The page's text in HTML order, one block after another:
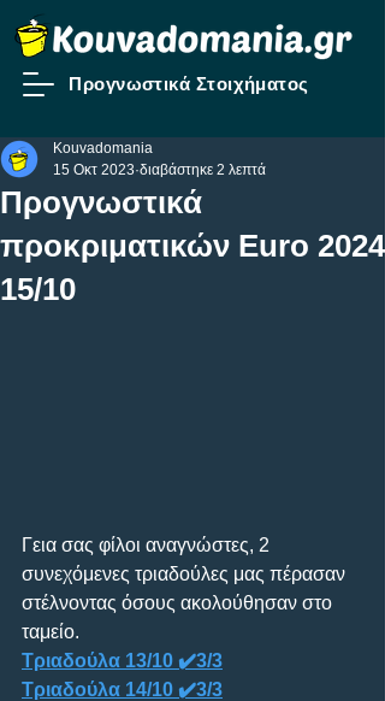
Προγνωστικά Στοιχήματος
Προγνωστικά
προκριματικών Euro 2024
15/10
Kouvadomania
15 Οκτ 2023 διαβάστηκε 2 λεπτά
Γεια σας φίλοι αναγνώστες, 2
συνεχόμενες τριαδούλες μας πέρασαν
στέλνοντας όσους ακολούθησαν στο
ταμείο.
Τριαδούλα 13/10 ✔️3/3
Τριαδούλα 14/10 ✔️3/3